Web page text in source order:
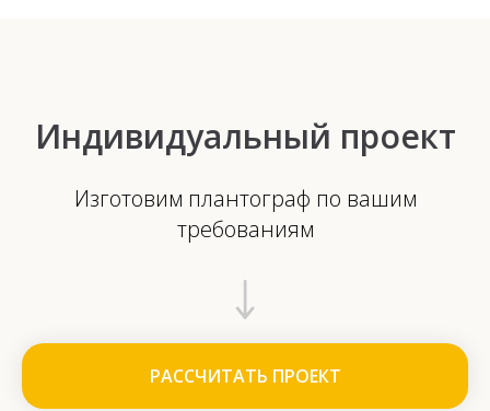
Индивидуальный проект
Изготовим плантограф по вашим
требованиям
РАССЧИТАТЬ ПРОЕКТ